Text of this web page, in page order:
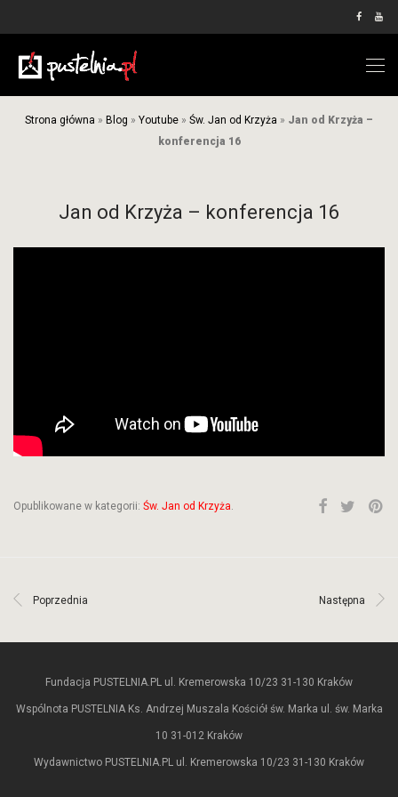
Strona główna » Blog » Youtube » Św. Jan od Krzyża » Jan od Krzyża –
konferencja 16
Jan od Krzyża – konferencja 16
Opublikowane w kategorii: Św. Jan od Krzyża.
Poprzednia Następna
Fundacja PUSTELNIA.PL ul. Kremerowska 10/23 31-130 Kraków
Wspólnota PUSTELNIA Ks. Andrzej Muszala Kościół św. Marka ul. św. Marka
10 31-012 Kraków
Wydawnictwo PUSTELNIA.PL ul. Kremerowska 10/23 31-130 Kraków